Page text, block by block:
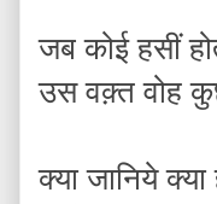
जब कोई हसीं
उस वक़्त वोह
क्या जानिये